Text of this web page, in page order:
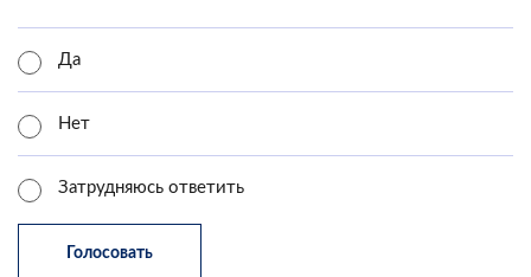
Да
Нет
Затрудняюсь ответить